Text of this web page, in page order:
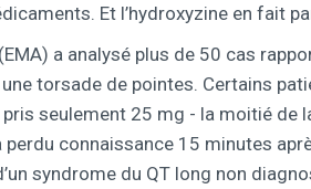
Et l’hydroxyzine en fait
a analysé plus de 50 cas
torsade de pointes. Certains
seulement 25 mg - la moitié de
perdu connaissance 15 minutes
syndrome du QT long non